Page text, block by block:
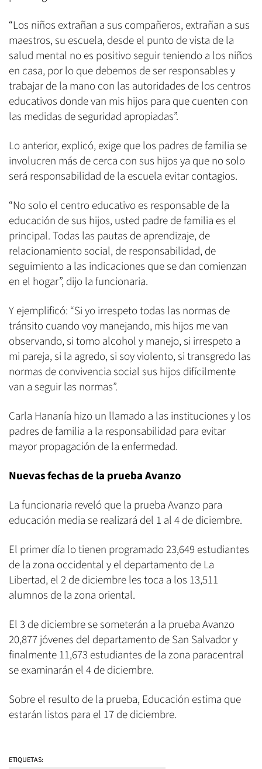
“Los niños extrañan a sus compañeros, extrañan a sus
maestros, su escuela, desde el punto de vista de la
salud mental no es positivo seguir teniendo a los niños
en casa, por lo que debemos de ser responsables y
trabajar de la mano con las autoridades de los centros
educativos donde van mis hijos para que cuenten con
las medidas de seguridad apropiadas”.
Lo anterior, explicó, exige que los padres de familia se
involucren más de cerca con sus hijos ya que no solo
será responsabilidad de la escuela evitar contagios.
“No solo el centro educativo es responsable de la
educación de sus hijos, usted padre de familia es el
principal. Todas las pautas de aprendizaje, de
relacionamiento social, de responsabilidad, de
seguimiento a las indicaciones que se dan comienzan
en el hogar”, dijo la funcionaria.
Y ejemplificó: “Si yo irrespeto todas las normas de
tránsito cuando voy manejando, mis hijos me van
observando, si tomo alcohol y manejo, si irrespeto a
mi pareja, si la agredo, si soy violento, si transgredo las
normas de convivencia social sus hijos difícilmente
van a seguir las normas”.
Carla Hananía hizo un llamado a las instituciones y los
padres de familia a la responsabilidad para evitar
mayor propagación de la enfermedad.
Nuevas fechas de la prueba Avanzo
La funcionaria reveló que la prueba Avanzo para
educación media se realizará del 1 al 4 de diciembre.
El primer día lo tienen programado 23,649 estudiantes
de la zona occidental y el departamento de La
Libertad, el 2 de diciembre les toca a los 13,511
alumnos de la zona oriental.
El 3 de diciembre se someterán a la prueba Avanzo
20,877 jóvenes del departamento de San Salvador y
finalmente 11,673 estudiantes de la zona paracentral
se examinarán el 4 de diciembre.
Sobre el resulto de la prueba, Educación estima que
estarán listos para el 17 de diciembre.
ETIQUETAS: